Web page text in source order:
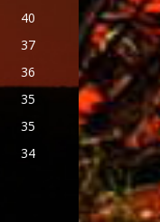
40
37
36
35
35
34